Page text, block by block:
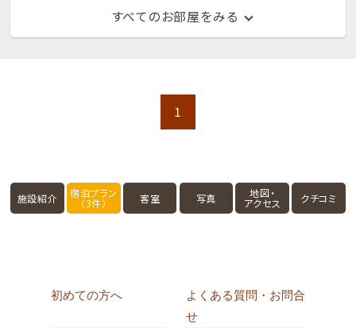
すべてのお部屋をみる
1
施設紹介 宿泊プラン
（3件） 客室 写真 地図・
アクセス クチコミ
初めての方へ
よくある質問・お問合
せ